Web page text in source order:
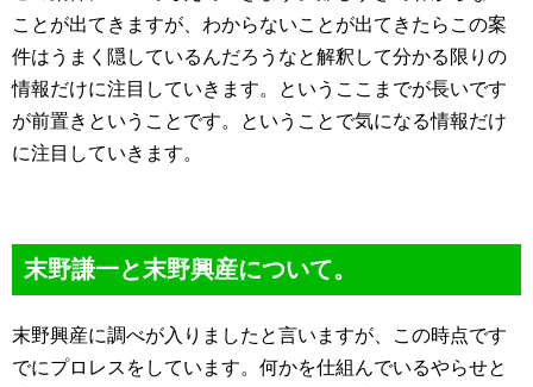
ことが出てきますが、わからないことが出てきたらこの案
件はうまく隠しているんだろうなと解釈して分かる限りの
情報だけに注目していきます。というここまでが長いです
が前置きということです。ということで気になる情報だけ
に注目していきます。
末野謙一と末野興産について。
末野興産に調べが入りましたと言いますが、この時点です
でにプロレスをしています。何かを仕組んでいるやらせと